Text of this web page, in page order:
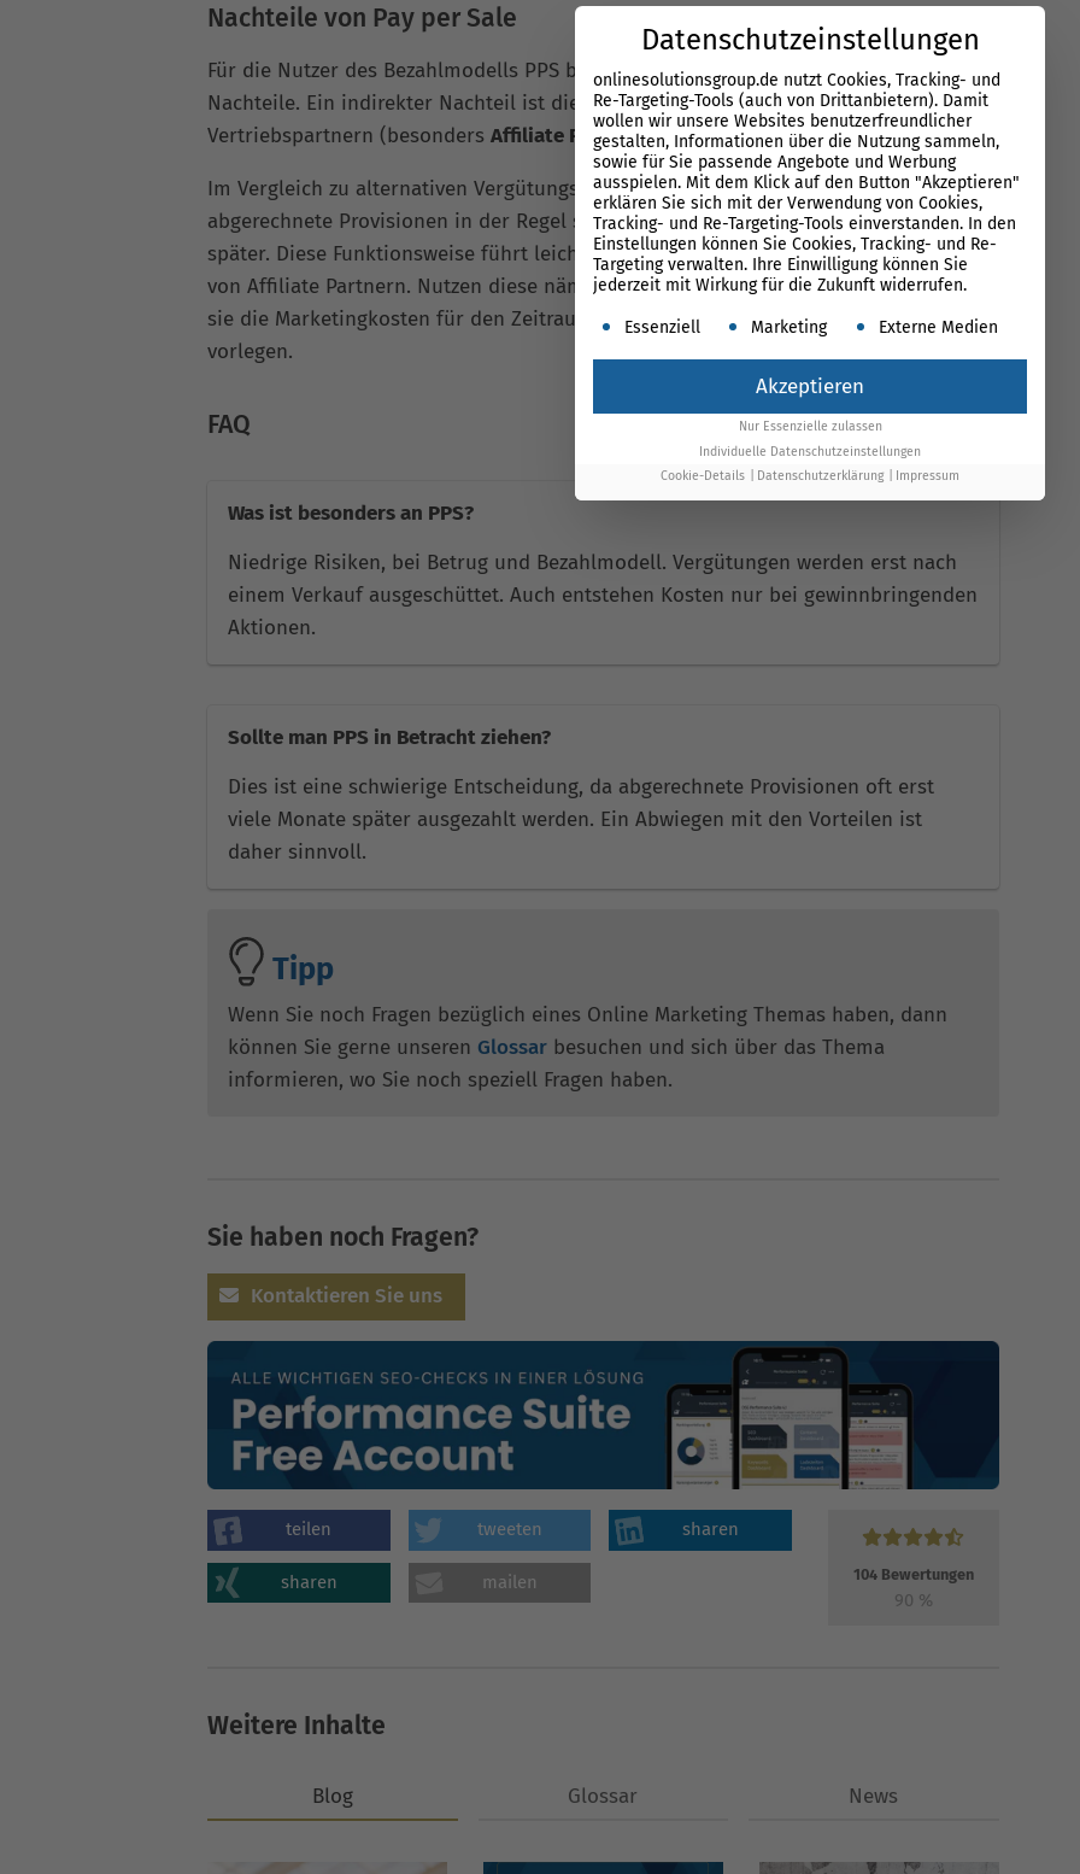
Nachteile von Pay per Sale
Für die Nutzer des Bezahlmodells PPS bestehen keine ersichtlichen direkten
Nachteile. Ein indirekter Nachteil ist die eventuelle Unbeliebtheit bei
Vertriebspartnern (besonders Affiliate Partnern).
Im Vergleich zu alternativen Vergütungsmodellen, wie Pay per Lead, werden per PPS
abgerechnete Provisionen in der Regel sehr viel später ausgezahlt – oft Monate
später. Diese Funktionsweise führt leicht zu Problemen bezüglich des Geldflusses
von Affiliate Partnern. Nutzen diese nämlich bezahlte Marketingmethoden, müssen
sie die Marketingkosten für den Zeitraum bis zur Auszahlung der Vergütung
vorlegen.
FAQ
Was ist besonders an PPS?
Niedrige Risiken, bei Betrug und Bezahlmodell. Vergütungen werden erst nach
einem Verkauf ausgeschüttet. Auch entstehen Kosten nur bei gewinnbringenden
Aktionen.
Sollte man PPS in Betracht ziehen?
Dies ist eine schwierige Entscheidung, da abgerechnete Provisionen oft erst
viele Monate später ausgezahlt werden. Ein Abwiegen mit den Vorteilen ist
daher sinnvoll.
Tipp
Wenn Sie noch Fragen bezüglich eines Online Marketing Themas haben, dann
können Sie gerne unseren Glossar besuchen und sich über das Thema
informieren, wo Sie noch speziell Fragen haben.
Sie haben noch Fragen?
Kontaktieren Sie uns
teilen tweeten sharen
sharen mailen 104Bewertungen
90 %
Weitere Inhalte
Blog Glossar News
Datenschutzeinstellungen
onlinesolutionsgroup.de nutzt Cookies, Tracking- und
Re-Targeting-Tools (auch von Drittanbietern). Damit
wollen wir unsere Websites benutzerfreundlicher
gestalten, Informationen über die Nutzung sammeln,
sowie für Sie passende Angebote und Werbung
ausspielen. Mit dem Klick auf den Button "Akzeptieren"
erklären Sie sich mit der Verwendung von Cookies,
Tracking- und Re-Targeting-Tools einverstanden. In den
Einstellungen können Sie Cookies, Tracking- und Re-
Targeting verwalten. Ihre Einwilligung können Sie
jederzeit mit Wirkung für die Zukunft widerrufen.
Es folgt eine Liste der Service-Gruppen, für die
Essenziell Marketing Externe Medien
Akzeptieren
Nur Essenzielle zulassen
Individuelle Datenschutzeinstellungen
Cookie-Details
Datenschutzerklärung Impressum